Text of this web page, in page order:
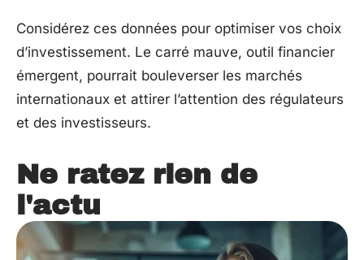
Considérez ces données pour optimiser vos choix
d’investissement. Le carré mauve, outil financier
émergent, pourrait bouleverser les marchés
internationaux et attirer l’attention des régulateurs
et des investisseurs.
Ne ratez rien de
l'actu